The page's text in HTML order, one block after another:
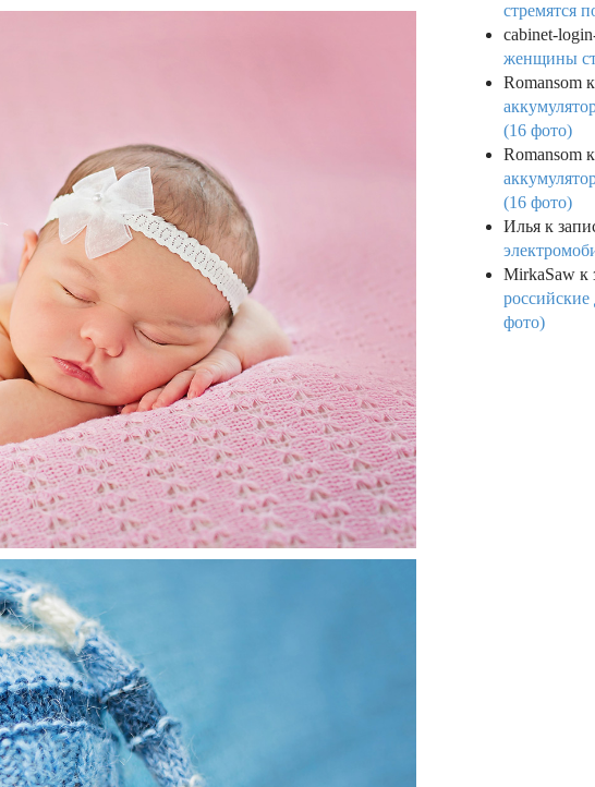
стремятся
cabinet-
женщины
Romansom
(16 фото)
Romansom
(16 фото)
Илья к
MirkaSaw к
фото)